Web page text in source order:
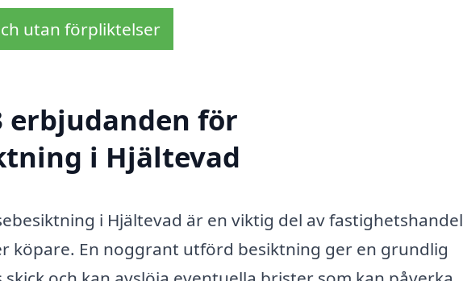
utan förpliktelser
erbjudanden för
i Hjältevad
i Hjältevad är en viktig del av
köpare. En noggrant utförd besiktning ger en grundlig